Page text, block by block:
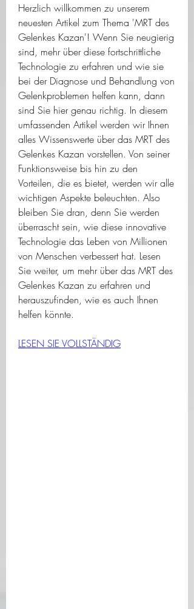
Herzlich willkommen zu unserem
neuesten Artikel zum Thema 'MRT des
Gelenkes Kazan'! Wenn Sie neugierig
sind, mehr über diese fortschrittliche
Technologie zu erfahren und wie sie
bei der Diagnose und Behandlung von
Gelenkproblemen helfen kann, dann
sind Sie hier genau richtig. In diesem
umfassenden Artikel werden wir Ihnen
alles Wissenswerte über das MRT des
Gelenkes Kazan vorstellen. Von seiner
Funktionsweise bis hin zu den
Vorteilen, die es bietet, werden wir alle
wichtigen Aspekte beleuchten. Also
bleiben Sie dran, denn Sie werden
überrascht sein, wie diese innovative
Technologie das Leben von Millionen
von Menschen verbessert hat. Lesen
Sie weiter, um mehr über das MRT des
Gelenkes Kazan zu erfahren und
herauszufinden, wie es auch Ihnen
helfen könnte.
LESEN SIE VOLLSTÄNDIG